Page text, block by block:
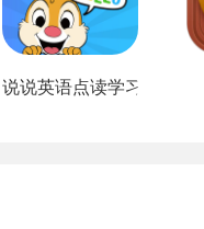
说说英语点读学习软件